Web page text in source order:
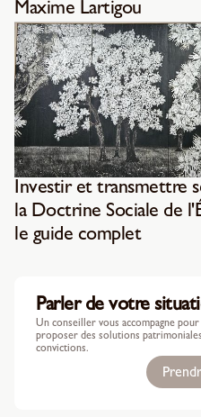
Parler de votre
Un conseiller vous accompagne
proposer des solutions
convictions.
Maxime Lartigou
Investir et transmettre
la Doctrine Sociale de
le guide complet